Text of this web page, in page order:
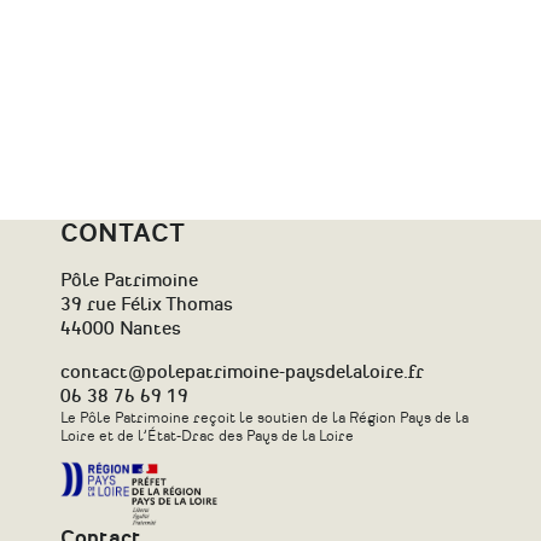
CONTACT
Pôle Patrimoine
39 rue Félix Thomas
44000 Nantes
contact@polepatrimoine-paysdelaloire.fr
06 38 76 69 19
Le Pôle Patrimoine reçoit le soutien de la Région Pays de la
Loire et de l’État-Drac des Pays de la Loire